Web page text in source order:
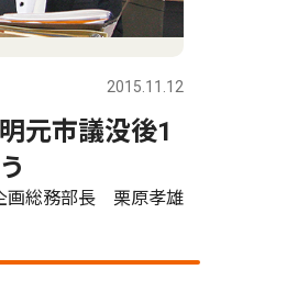
2015.11.12
元市議没後1
画総務部長 栗原孝雄